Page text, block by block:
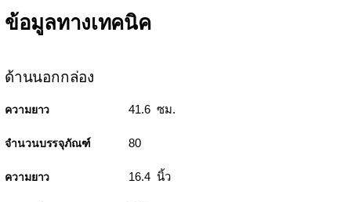
ข้อมูลทางเทคนิค
ด้านนอกกล่อง
ความยาว 41.6 ซม.
จำนวนบรรจุภัณฑ์ 80
ความยาว 16.4 นิ้ว